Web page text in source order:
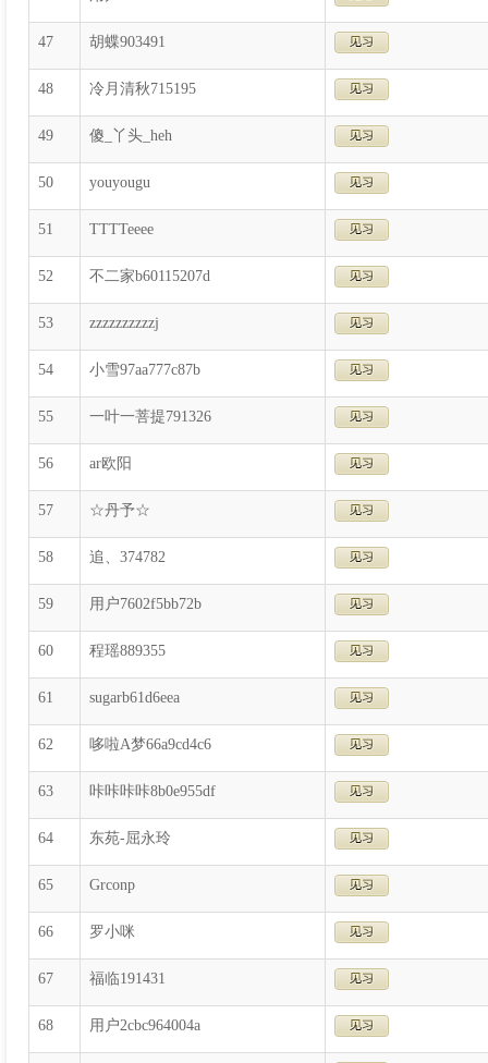
47 胡蝶903491
48 冷月清秋715195
49 傻_丫头_heh
50 youyougu
51 TTTTeeee
52 不二家b60115207d
53 zzzzzzzzzzj
54 小雪97aa777c87b
55 一叶一菩提791326
56 ar欧阳
57 ☆丹予☆
58 追、374782
59 用户7602f5bb72b
60 程瑶889355
61 sugarb61d6eea
62 哆啦A梦66a9cd4c6
63 咔咔咔咔8b0e955df
64 东苑-屈永玲
65 Grconp
66 罗小咪
67 福临191431
68 用户2cbc964004a